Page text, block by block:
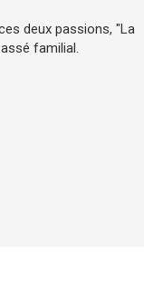
deux passions, "La
familial.